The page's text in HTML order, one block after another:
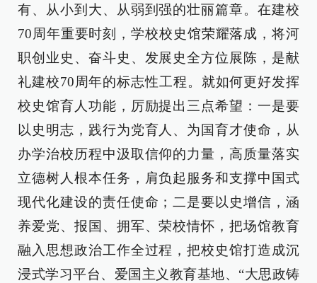
有、从小到大、从弱到强的壮丽篇章。在建校
70周年重要时刻，学校校史馆荣耀落成，将河
职创业史、奋斗史、发展史全方位展陈，是献
礼建校70周年的标志性工程。就如何更好发挥
校史馆育人功能，厉励提出三点希望：一是要
以史明志，践行为党育人、为国育才使命，从
办学治校历程中汲取信仰的力量，高质量落实
立德树人根本任务，肩负起服务和支撑中国式
现代化建设的责任使命；二是要以史增信，涵
养爱党、报国、拥军、荣校情怀，把场馆教育
融入思想政治工作全过程，把校史馆打造成沉
浸式学习平台、爱国主义教育基地、“大思政铸